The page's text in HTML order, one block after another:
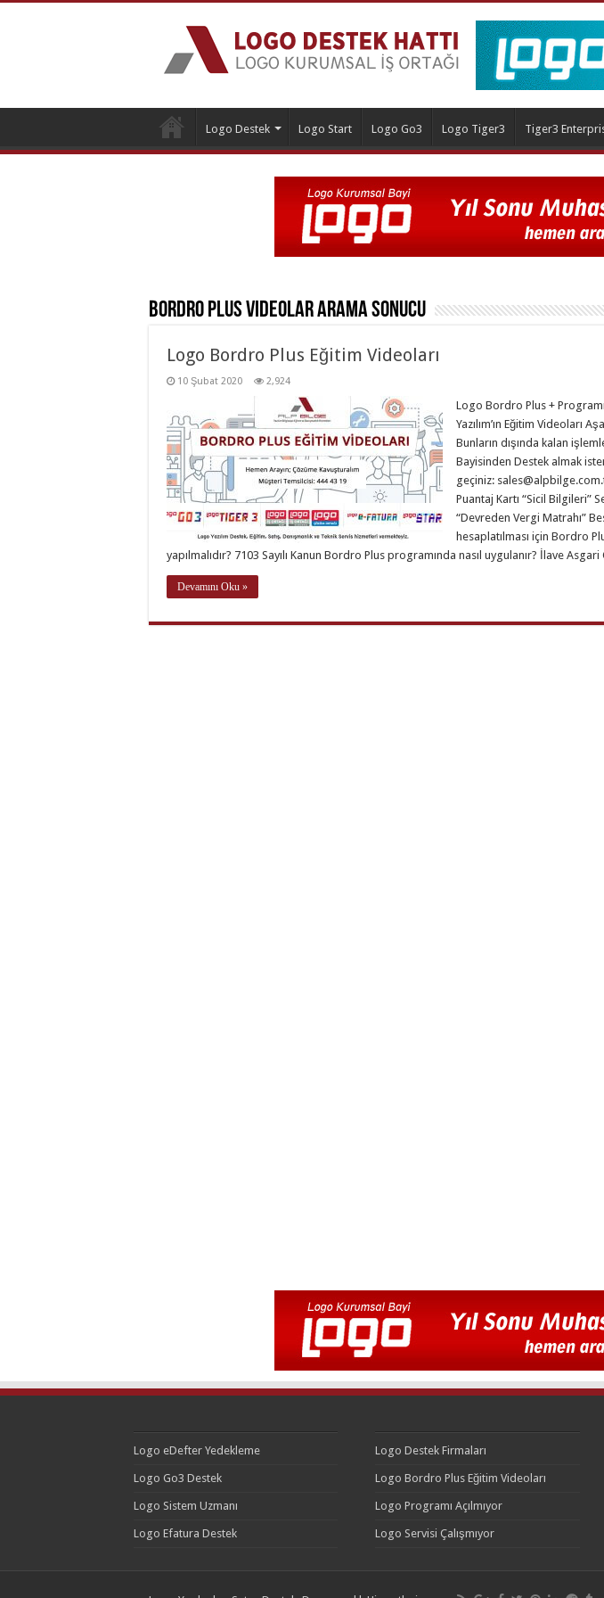
Logo Destek Logo Start Logo Go3 Logo Tiger3 Tiger3
Bordro Plus VideolarArama Sonucu
Logo Bordro Plus Eğitim Videoları
10 Şubat 2020 2,924
Logo Bordro Plus +
Yazılım’ın Eğitim Videoları
Bunların dışında kalan
Bayisinden Destek almak
geçiniz:
Puantaj Kartı “Sicil Bilgileri”
“Devreden Vergi Matrahı”
hesaplatılması için Bordro
yapılmalıdır? 7103 Sayılı Kanun Bordro Plus programında nasıl uygulanır? İlave
Devamını Oku »
Logo eDefter Yedekleme
Logo Go3 Destek
Logo Sistem Uzmanı
Logo Efatura Destek
Logo Destek Firmaları
Logo Bordro Plus Eğitim Videoları
Logo Programı Açılmıyor
Logo Servisi Çalışmıyor